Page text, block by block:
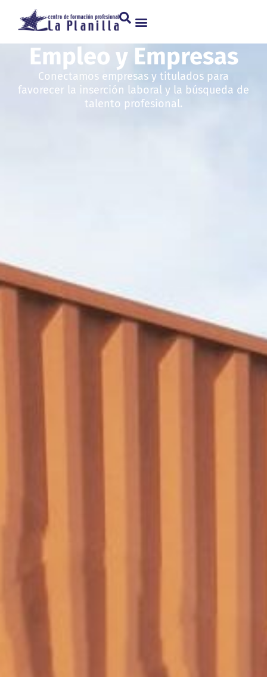
Empleo y Empresas
Conectamos empresas y titulados para
favorecer la inserción laboral y la búsqueda de
talento profesional.